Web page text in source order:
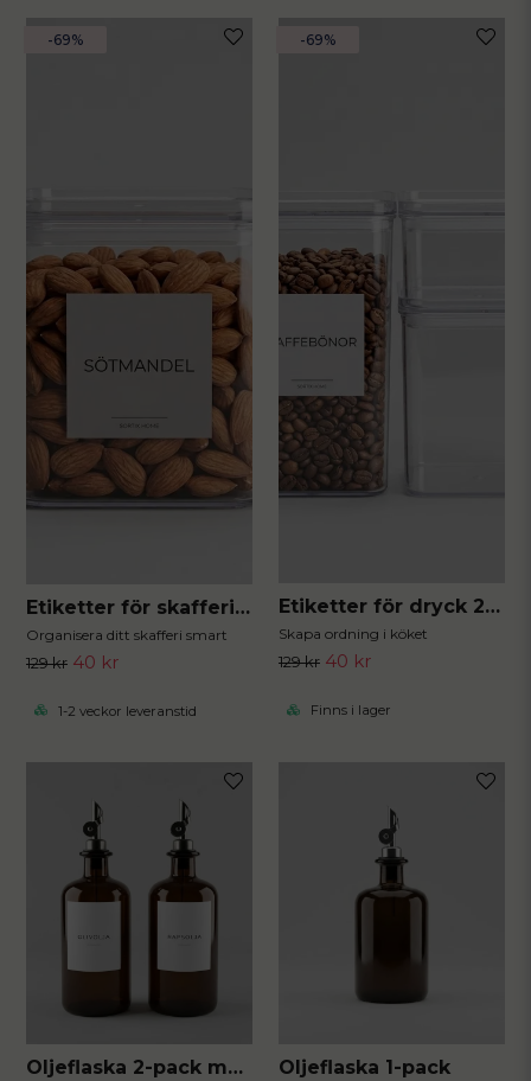
Etiketter för skafferiet 40st 5x5 cm
Organisera ditt skafferi smart
129 kr 40 kr
1-2 veckor leveranstid
-69%
Etiketter för dryck 20st 5x5 cm
Skapa ordning i köket
129 kr 40 kr
Finns i lager
-69%
Oljeflaska 2-pack med etikett Oljeflaska 1-pack